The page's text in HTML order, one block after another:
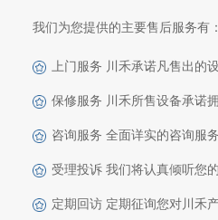
我们为您提供的主要售后服务有：